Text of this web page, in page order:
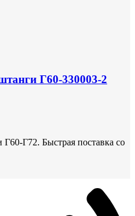
Г60-330003-2
Г72. Быстрая поставка со